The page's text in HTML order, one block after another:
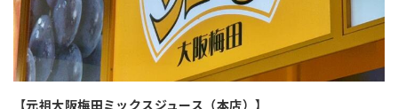
【元祖大阪梅田ミックスジュース（本店）】